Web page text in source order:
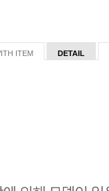
ITEM DETAIL